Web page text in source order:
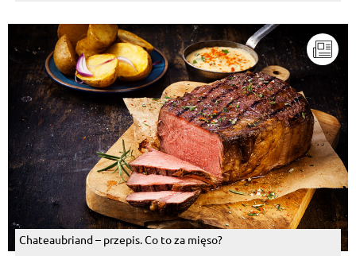
Chateaubriand – przepis. Co to za mięso?